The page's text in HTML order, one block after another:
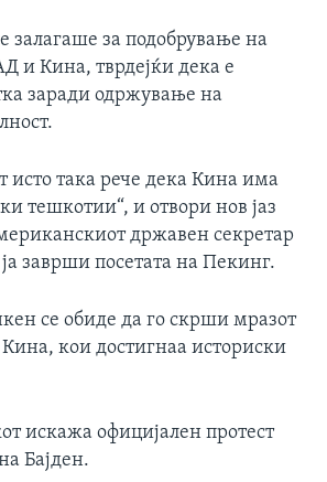
залагаше за подобрување на
и Кина, тврдејќи дека е
заради одржување на
исто така рече дека Кина има
тешкотии“, и отвори нов јаз
државен секретар
заврши посетата на Пекинг.
се обиде да го скрши мразот
кои достигнаа историски
искажа официјален протест
Бајден.